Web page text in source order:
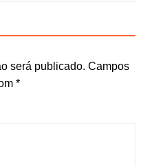
será publicado. Campos
*